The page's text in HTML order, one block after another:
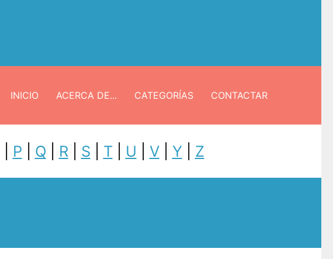
INICIO ACERCA DE... CATEGORÍAS CONTACTAR
P Q R S T| U V| Y Z